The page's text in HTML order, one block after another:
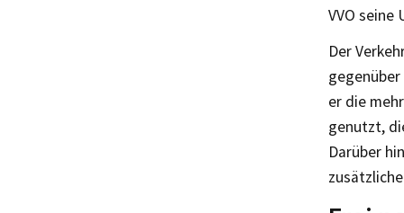
VVO
Der
er die
genutzt,
Darüber